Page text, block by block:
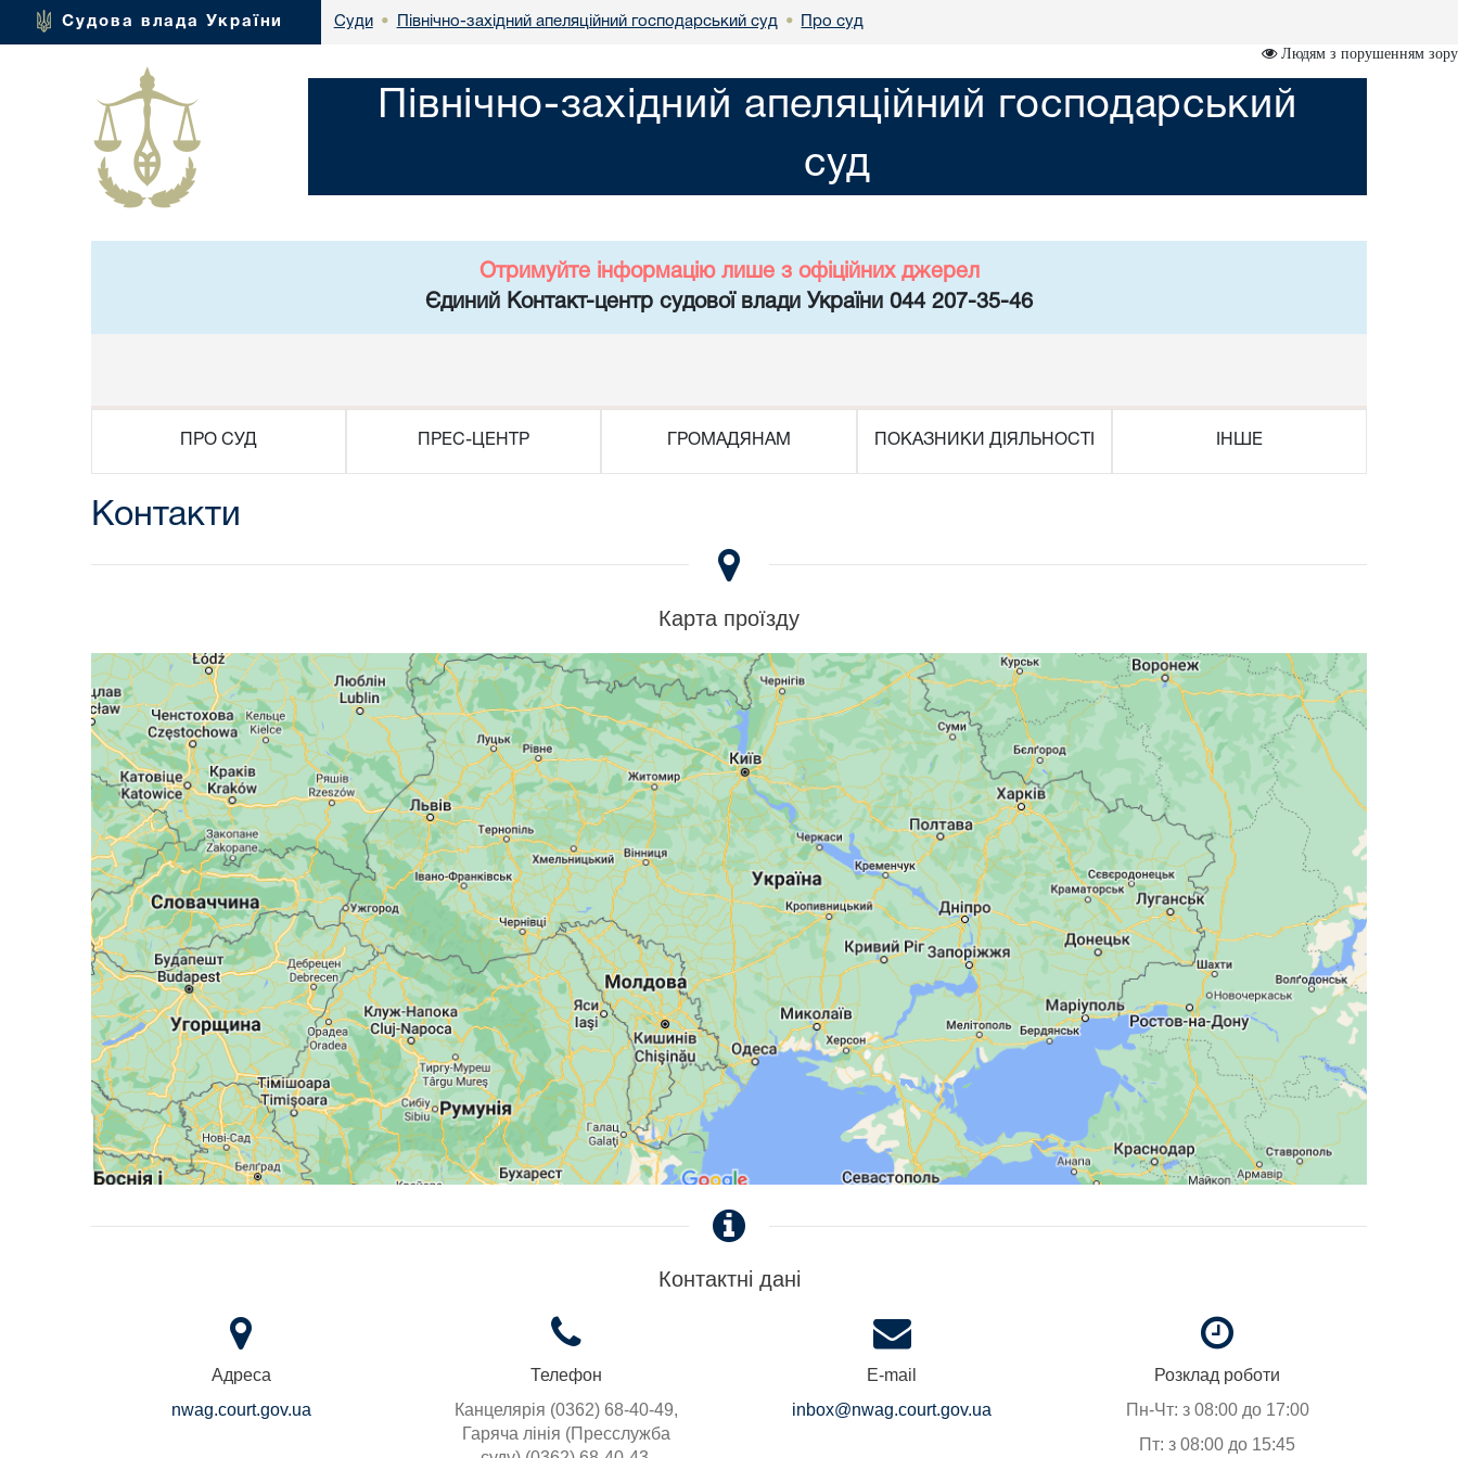
Судова влада України Суди • Північно-західний апеляційний господарський суд • Про суд
Людям з порушенням зору
Північно-західний апеляційний господарський
суд
Отримуйте інформацію лише з офіційних джерел
Єдиний Контакт-центр судової влади України 044 207-35-46
ПРО СУД ПРЕС-ЦЕНТР ГРОМАДЯНАМ ПОКАЗНИКИ ДІЯЛЬНОСТІ ІНШЕ
Контакти
Карта проїзду
Контактні дані
Адреса
nwag.court.gov.ua
Телефон
Канцелярія (0362) 68-40-49,
Гаряча лінія (Пресслужба
E-mail
inbox@nwag.court.gov.ua
Розклад роботи
Пн-Чт: з 08:00 до 17:00
Пт: з 08:00 до 15:45